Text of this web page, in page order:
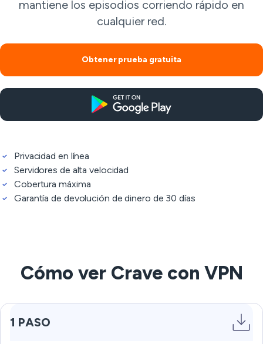
mantiene los episodios corriendo rápido en
cualquier red.
Obtener prueba gratuita
Privacidad en línea
Servidores de alta velocidad
Cobertura máxima
Garantía de devolución de dinero de 30 días
Cómo ver Crave con VPN
1 PASO